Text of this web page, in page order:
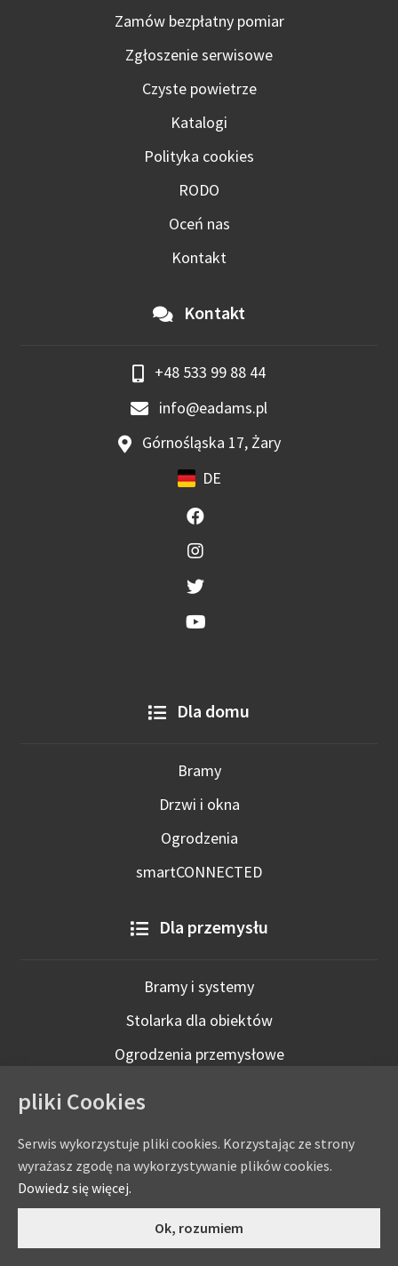
Zamów bezpłatny pomiar
Zgłoszenie serwisowe
Czyste powietrze
Katalogi
Polityka cookies
RODO
Oceń nas
Kontakt
Kontakt
+48 533 99 88 44
info@eadams.pl
Górnośląska 17, Żary
DE
Dla domu
Bramy
Drzwi i okna
Ogrodzenia
smartCONNECTED
Dla przemysłu
Bramy i systemy
Stolarka dla obiektów
Ogrodzenia przemysłowe
Szukaj:
Szukaj
eADAMS- ADAMS Wiśniowski Salon Partnerski
pliki Cookies
Serwis wykorzystuje pliki cookies. Korzystając ze strony
wyrażasz zgodę na wykorzystywanie plików cookies.
Dowiedz się więcej.
Ok, rozumiem